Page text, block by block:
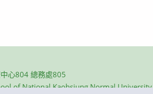
心804 總務處805
of National Kaohsiung Normal University